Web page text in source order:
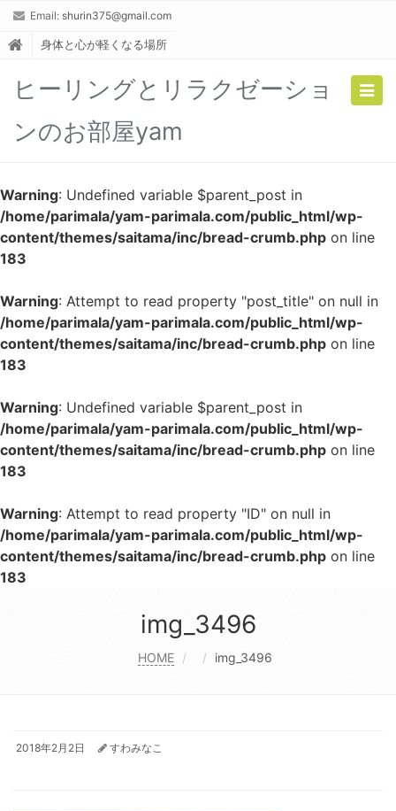
Email: shurin375@gmail.com
身体と心が軽くなる場所
ヒーリングとリラクゼーショ
ンのお部屋yam
Warning: Undefined variable $parent_post in
/home/parimala/yam-parimala.com/public_html/wp-
content/themes/saitama/inc/bread-crumb.php on line
183
Warning: Attempt to read property "post_title" on null in
/home/parimala/yam-parimala.com/public_html/wp-
content/themes/saitama/inc/bread-crumb.php on line
183
Warning: Undefined variable $parent_post in
/home/parimala/yam-parimala.com/public_html/wp-
content/themes/saitama/inc/bread-crumb.php on line
183
Warning: Attempt to read property "ID" on null in
/home/parimala/yam-parimala.com/public_html/wp-
content/themes/saitama/inc/bread-crumb.php on line
183
img_3496
HOME img_3496
2018年2月2日 すわみなこ